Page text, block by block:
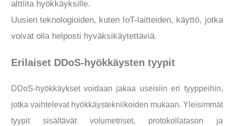
alttiita hyökkäyksille.
Uusien teknologioiden, kuten IoT-laitteiden, käyttö, jotka
voivat olla helposti hyväksikäytettäviä.
Erilaiset DDoS-hyökkäysten tyypit
DDoS-hyökkäykset voidaan jakaa useisiin eri tyyppeihin,
jotka vaihtelevat hyökkäystekniikoiden mukaan. Yleisimmät
tyypit sisältävät volumetriset, protokollatason ja